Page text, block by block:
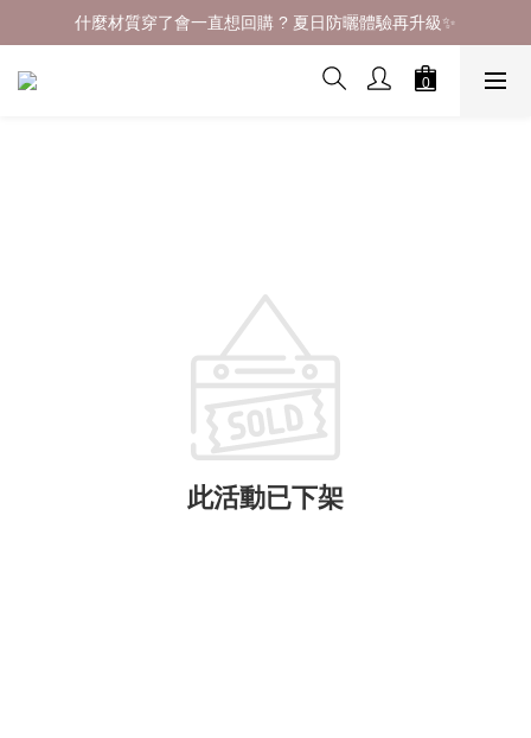
什麼材質穿了會一直想回購 ? 夏日防曬體驗再升級✨
什麼材質穿了會一直想回購 ? 夏日防曬體驗再升級✨
現貨不用等｜立即下單｜快速到貨📢
此活動已下架